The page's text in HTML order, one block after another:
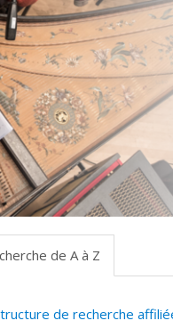
de A à Z
de recherche